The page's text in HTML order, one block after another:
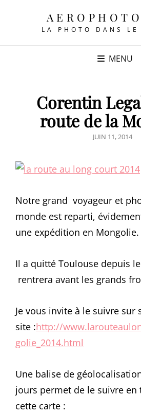
LA PHOTO DANS LE
MENU
Corentin
route de la
POSTED
JUIN 11, 2014
Notre grand voyageur et
monde est reparti,
une expédition en Mongolie.
Il a quitté Toulouse depuis
rentrera avant les grands
Je vous invite à le suivre sur
site :http://
golie_2014.html
Une balise de
jours permet de le suivre en
cette carte :